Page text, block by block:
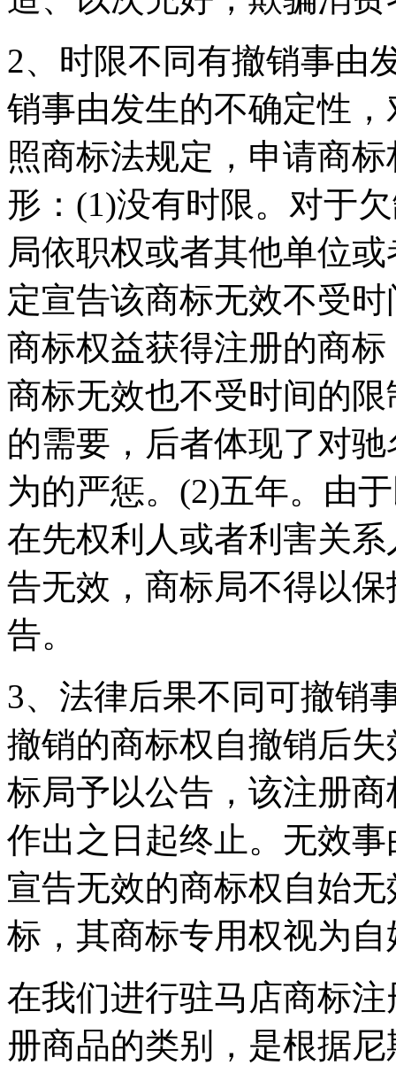
2、时限不同有撤销事由
销事由发生的不确定性
照商标法规定，申请商
形：(1)没有时限。对于
局依职权或者其他单位
定宣告该商标无效不受
商标权益获得注册的商
商标无效也不受时间的
的需要，后者体现了对
为的严惩。(2)五年。由
在先权利人或者利害关
告无效，商标局不得以
告。
3、法律后果不同可撤销
撤销的商标权自撤销后
标局予以公告，该注册
作出之日起终止。无效
宣告无效的商标权自始
标，其商标专用权视为
在我们进行驻马店商标
册商品的类别，是根据